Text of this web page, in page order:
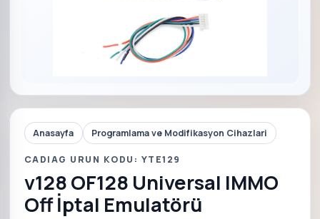
Anasayfa Programlama ve Modifikasyon Cihazlari
CADIAG URUN KODU: YTE129
v128 OF128 Universal IMMO
Off İptal Emulatörü